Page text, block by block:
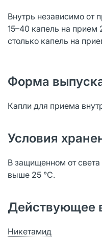
Внутрь независимо
15–40 капель на
столько капель на
Форма
Капли для приема
Условия
В защищенном от
выше 25 °С.
Действующее
Никетамид